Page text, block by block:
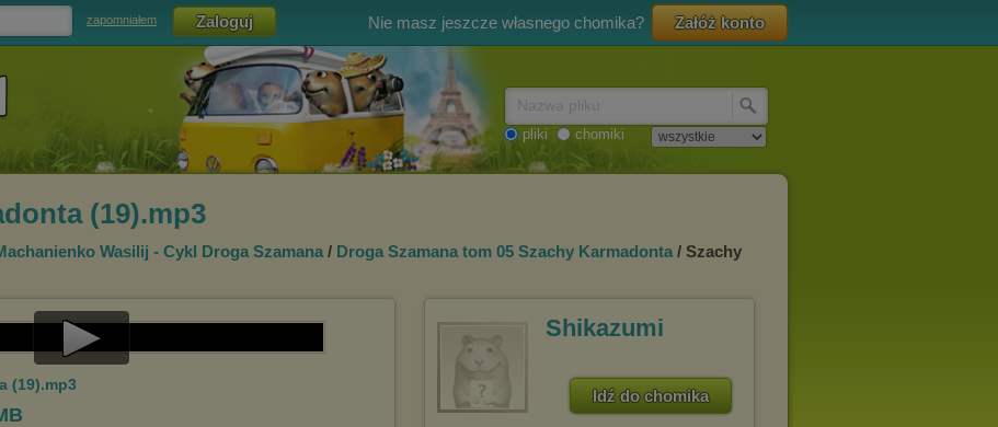
zapomniałem Nie masz jeszcze własnego chomika? Załóż konto
pliki chomiki
(19).mp3
Wasilij - Cykl Droga Szamana / Droga Szamana tom 05 Szachy Karmadonta / Szachy
Play
(19).mp3
Shikazumi
Idź do chomika